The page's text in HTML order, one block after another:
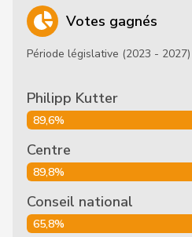
Votes gagnés
Période législative (2023 - 2027)
Philipp Kutter
89,6%
Centre
89,8%
Conseil national
65,8%